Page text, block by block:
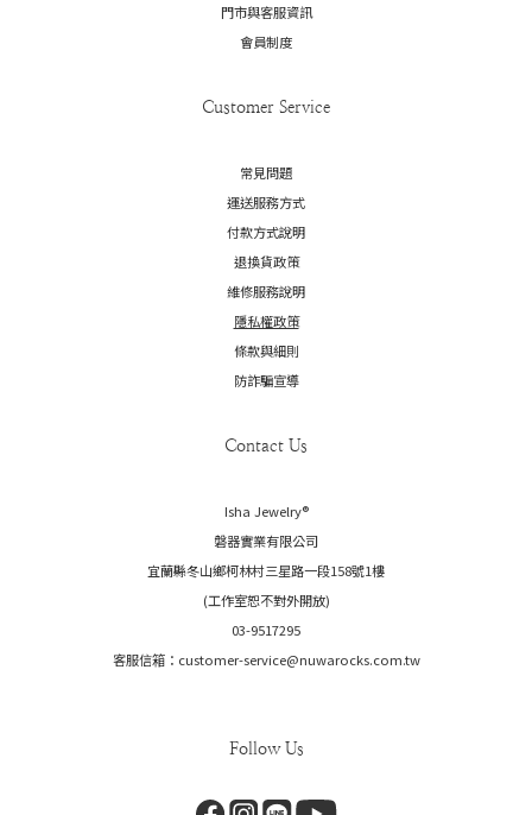
門市與客服資訊
會員制度
Customer Service
常見問題
運送服務方式
付款方式說明
退換貨政策
維修服務說明
隱私權政策
條款與細則
防詐騙宣導
Contact Us
Isha Jewelry®️
磐器實業有限公司
宜蘭縣冬山鄉柯林村三星路一段158號1樓
(工作室恕不對外開放)
03-9517295
客服信箱：customer-service@nuwarocks.com.tw
Follow Us